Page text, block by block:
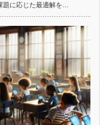
題に応じた最適解を…